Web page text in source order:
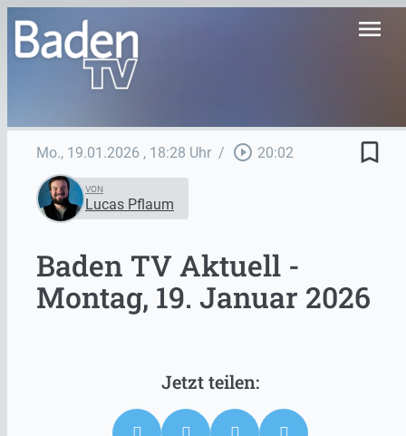
menu
Mo., 19.01.2026 , 18:28 Uhr / play_circle_outline 20:02 bookmark_border
VON
Lucas Pflaum
Baden TV Aktuell -
Montag, 19. Januar 2026